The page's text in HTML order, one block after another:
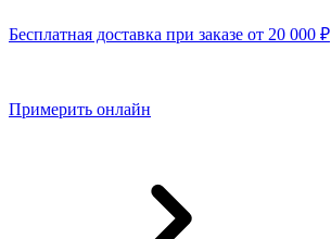
Бесплатная доставка при заказе от 20 000 ₽
Примерить онлайн